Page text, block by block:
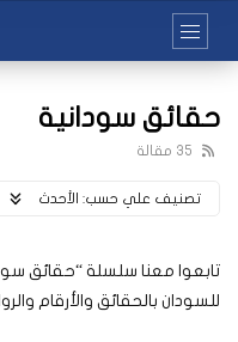
حقائق سودانية
35 مقالة
تصنيف علي حسب: اﻷحدث
تابعوا معنا سلسلة “حقائق
للسودان بالحقائق والأرقام